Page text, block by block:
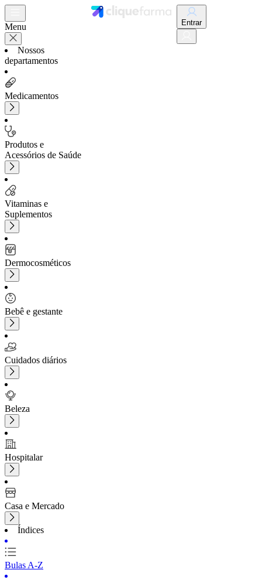
Menu
Nossos
departamentos
Medicamentos
Produtos e
Acessórios de Saúde
Vitaminas e
Suplementos
Dermocosméticos
Bebê e gestante
Cuidados diários
Beleza
Hospitalar
Casa e Mercado
Índices
Bulas A-Z
Entrar